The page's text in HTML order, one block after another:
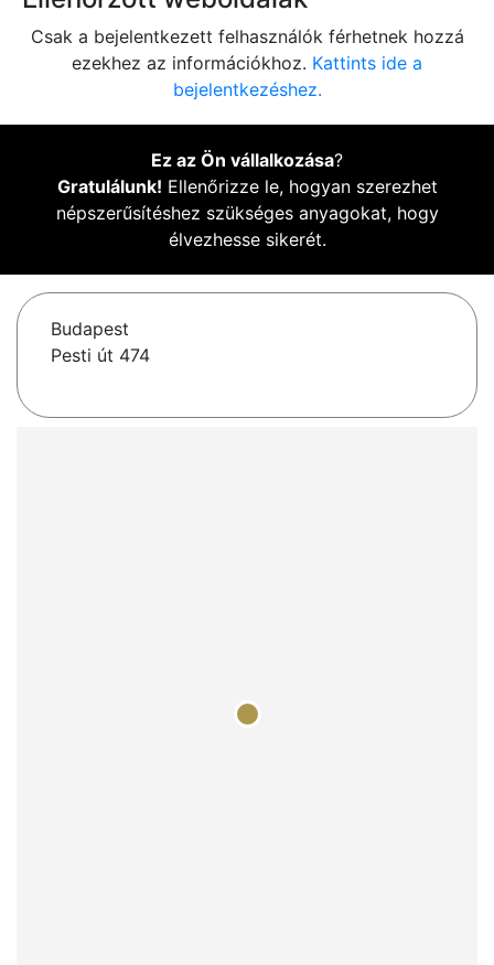
Csak a bejelentkezett felhasználók férhetnek hozzá
ezekhez az információkhoz. Kattints ide a
bejelentkezéshez.
Ez az Ön vállalkozása?
Gratulálunk! Ellenőrizze le, hogyan szerezhet
népszerűsítéshez szükséges anyagokat, hogy
élvezhesse sikerét.
Budapest
Pesti út 474